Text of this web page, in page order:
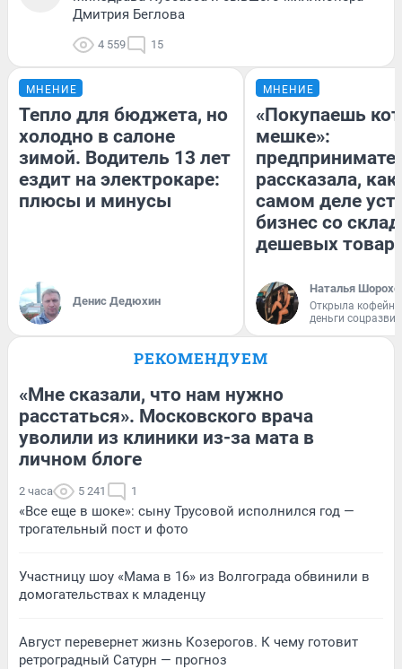
Дмитрия Беглова
4 559 15
МНЕНИЕ
Тепло для бюджета, но
холодно в салоне
зимой. Водитель 13 лет
ездит на электрокаре:
плюсы и минусы
Денис Дедюхин
МНЕНИЕ
«Покупаешь
мешке»:
рассказала, как
самом деле
бизнес со
дешевых
Наталья
Открыла
деньги
РЕКОМЕНДУЕМ
«Мне сказали, что нам нужно
расстаться». Московского врача
уволили из клиники из-за мата в
личном блоге
2 часа 5 241 1
«Все еще в шоке»: сыну Трусовой исполнился год —
трогательный пост и фото
Участницу шоу «Мама в 16» из Волгограда обвинили в
домогательствах к младенцу
Август перевернет жизнь Козерогов. К чему готовит
ретроградный Сатурн — прогноз